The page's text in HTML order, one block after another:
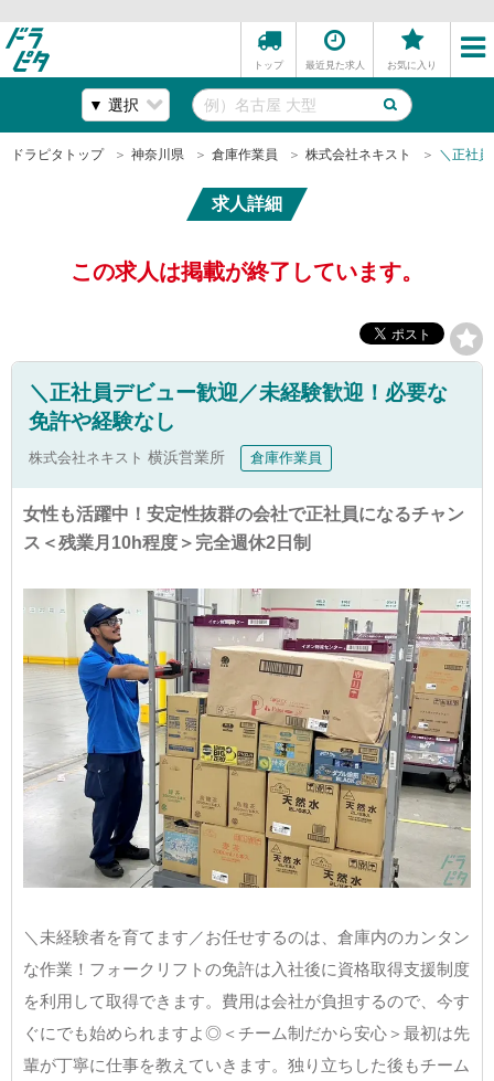
トップ 最近見た求人 お気に入り
ドラピタトップ 神奈川県 倉庫作業員 株式会社ネキスト ＼正社
求人詳細
この求人は掲載が終了しています。
＼正社員デビュー歓迎／未経験歓迎！必要な
免許や経験なし
株式会社ネキスト 横浜営業所 倉庫作業員
女性も活躍中！安定性抜群の会社で正社員になるチャン
ス＜残業月10h程度＞完全週休2日制
＼未経験者を育てます／お任せするのは、倉庫内のカンタン
な作業！フォークリフトの免許は入社後に資格取得支援制度
を利用して取得できます。費用は会社が負担するので、今す
ぐにでも始められますよ◎＜チーム制だから安心＞最初は先
輩が丁寧に仕事を教えていきます。独り立ちした後もチーム